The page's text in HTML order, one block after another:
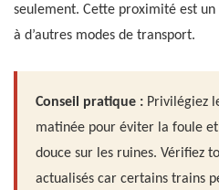
seulement. Cette proximité est
à d’autres modes de transport.
Conseil pratique : Privilégiez
matinée pour éviter la foule
douce sur les ruines. Vérifiez
actualisés car certains trains